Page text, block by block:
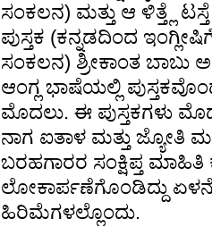
ಸಂಕಲನ) ಮತ್ತು ಆ ಳಿತ್ತ್ಲೆ
ಪುಸ್ತಕ (ಕನ್ನಡದಿಂದ
ಸಂಕಲನ) ಶ್ರೀಕಾಂತ ಬಾಬು
ಆಂಗ್ಲ ಭಾಷೆಯಲ್ಲಿ
ಮೊದಲು. ಈ ಪುಸ್ತಕಗಳು
ನಾಗ ಐತಾಳ ಮತ್ತು ಜ್ಯೋತಿ
ಬರಹಗಾರರ ಸಂಕ್ಷಿಪ್ತ
ಲೋಕಾರ್ಪಣೆಗೊಂಡಿದ್ದು
ಹಿರಿಮೆಗಳಲ್ಲೊಂದು.